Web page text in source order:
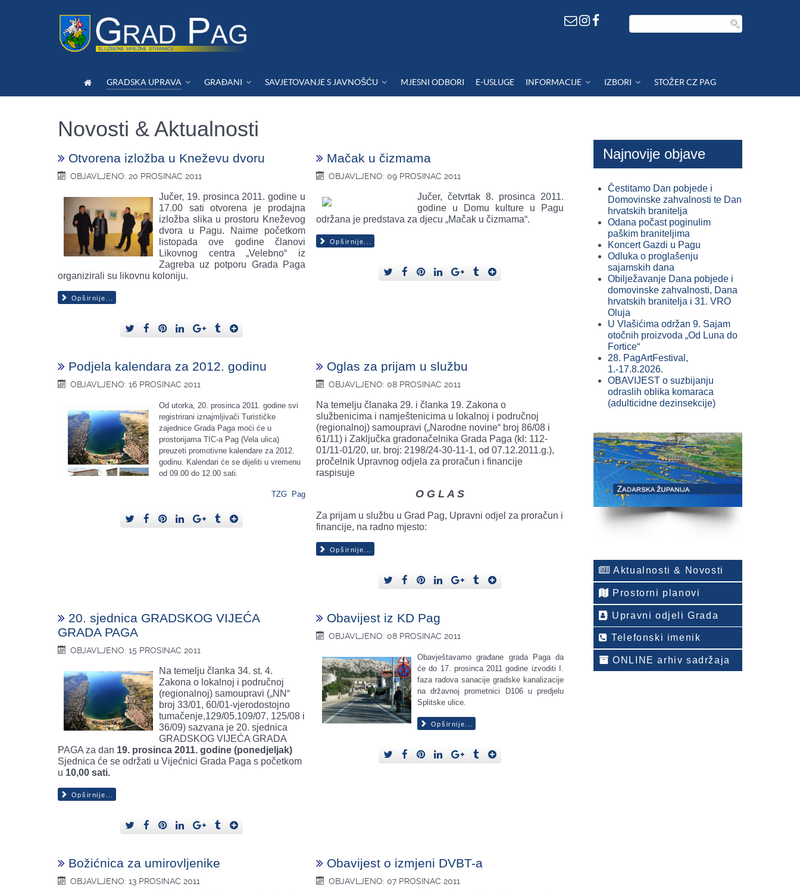
GRADSKA UPRAVA GRAĐANI SAVJETOVANJE S JAVNOŠĆU MJESNI ODBORI E-USLUGE INFORMACIJE IZBORI STOŽER CZ PAG
Novosti & Aktualnosti
Otvorena izložba u Kneževu dvoru
OBJAVLJENO: 20 PROSINAC 2011
Jučer, 19. prosinca 2011. godine u
17.00 sati otvorena je prodajna
izložba slika u prostoru Kneževog
dvora u Pagu. Naime početkom
listopada ove godine članovi
Likovnog centra „Velebno“ iz
Zagreba uz potporu Grada Paga
organizirali su likovnu koloniju.
Opširnije...
Mačak u čizmama
OBJAVLJENO: 09 PROSINAC 2011
Jučer, četvrtak 8. prosinca 2011.
godine u Domu kulture u Pagu
održana je predstava za djecu „Mačak u čizmama“.
Opširnije...
Podjela kalendara za 2012. godinu
OBJAVLJENO: 16 PROSINAC 2011
Od utorka, 20. prosinca 2011. godine svi
registrirani iznajmljivači Turističke
zajednice Grada Paga moći će u
prostorijama TIC-a Pag (Vela ulica)
preuzeti promotivne kalendare za 2012.
godinu. Kalendari će se dijeliti u vremenu
od 09.00 do 12.00 sati.
TZG Pag
Oglas za prijam u službu
OBJAVLJENO: 08 PROSINAC 2011
Na temelju članaka 29. i članka 19. Zakona o
službenicima i namještenicima u lokalnoj i područnoj
(regionalnoj) samoupravi („Narodne novine“ broj 86/08 i
61/11) i Zaključka gradonačelnika Grada Paga (kl: 112-
01/11-01/20, ur. broj: 2198/24-30-11-1, od 07.12.2011.g.),
pročelnik Upravnog odjela za proračun i financije
raspisuje
O G L A S
Za prijam u službu u Grad Pag, Upravni odjel za proračun i
financije, na radno mjesto:
Opširnije...
20. sjednica GRADSKOG VIJEĆA
GRADA PAGA
OBJAVLJENO: 15 PROSINAC 2011
Na temelju članka 34. st. 4.
Zakona o lokalnoj i područnoj
(regionalnoj) samoupravi („NN“
broj 33/01, 60/01-vjerodostojno
tumačenje,129/05,109/07, 125/08 i
36/09) sazvana je 20. sjednica
GRADSKOG VIJEĆA GRADA
PAGA za dan 19. prosinca 2011. godine (ponedjeljak)
Sjednica će se održati u Vijećnici Grada Paga s početkom
u 10,00 sati.
Opširnije...
Obavijest iz KD Pag
OBJAVLJENO: 08 PROSINAC 2011
Obavještavamo građane grada Paga da
će do 17. prosinca 2011 godine izvoditi I.
faza radova sanacije gradske kanalizacije
na državnoj prometnici D106 u predjelu
Splitske ulice.
Opširnije...
Božićnica za umirovljenike
OBJAVLJENO: 13 PROSINAC 2011
Obavijest o izmjeni DVBT-a
OBJAVLJENO: 07 PROSINAC 2011
Najnovije objave
Čestitamo Dan pobjede i
Domovinske zahvalnosti te Dan
hrvatskih branitelja
Odana počast poginulim
paškim braniteljima
Koncert Gazdi u Pagu
Odluka o proglašenju
sajamskih dana
Obilježavanje Dana pobjede i
domovinske zahvalnosti, Dana
hrvatskih branitelja i 31. VRO
Oluja
U Vlašićima održan 9. Sajam
otočnih proizvoda „Od Luna do
Fortice“
28. PagArtFestival,
1.-17.8.2026.
OBAVIJEST o suzbijanju
odraslih oblika komaraca
(adulticidne dezinsekcije)
Aktualnosti & Novosti
Prostorni planovi
Upravni odjeli Grada
Telefonski imenik
ONLINE arhiv sadržaja